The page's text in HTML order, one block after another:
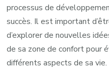
processus de
succès. Il est important
d’explorer de nouvelles
de sa zone de confort pour
différents aspects de sa